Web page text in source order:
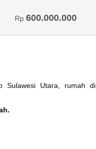
Rp 600.000.000
Sulawesi Utara, rumah di